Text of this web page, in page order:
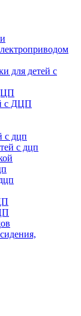
для детей с
с ДЦП
с дцп
с дцп